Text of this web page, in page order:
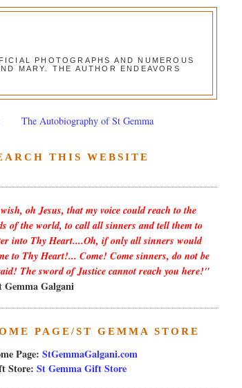
PHOTOGRAPHS AND NUMEROUS
MARY. THE AUTHOR ENDEAVORS
The Autobiography of St Gemma
THIS WEBSITE
oh Jesus, that my voice could reach to the
of the world, to call all sinners and tell them to
into Thy Heart....Oh, if only all sinners would
to Thy Heart!... Come! Come sinners, do not be
The sword of Justice cannot reach you here!"
Gemma Galgani
PAGE/ST GEMMA STORE
Page: StGemmaGalgani.com
Store: St Gemma Gift Store